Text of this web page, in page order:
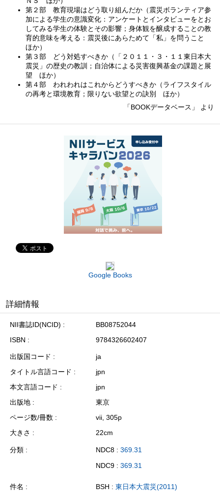
第２部 教育現場はどう取り組んだか（震災ボランティア参
加による学生の意識変化：アンケートとインタビューをとお
してみる学生の体験とその影響；身体観を醸成することの教
育的意味を考える：震災後にあらためて「私」を問うこと
ほか）
第３部 どう対処すべきか（「２０１１・３・１１東日本大
震災」の歴史の教訓；自治体による災害復興基金の課題と展
望 ほか）
第４部 われわれはこれからどうすべきか（ライフスタイル
の再考と環境教育；限りない欲望との訣別 ほか）
「BOOKデータベース」 より
Google Books
詳細情報
NII書誌ID(NCID)
BB08752044
ISBN
9784326602407
出版国コード
ja
タイトル言語コード
jpn
本文言語コード
jpn
出版地
東京
ページ数/冊数
vii, 305p
大きさ
22cm
分類 NDC8 : 369.31
NDC9 : 369.31
件名 BSH : 東日本大震災(2011)